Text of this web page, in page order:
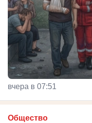
вчера в 07:51
Общество